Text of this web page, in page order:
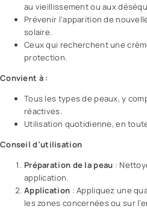
au vieillissement ou aux
Prévenir l’apparition de
solaire.
Ceux qui recherchent une
protection.
Convient à :
Tous les types de peaux, y
réactives.
Utilisation quotidienne, en
Conseil d’utilisation
Préparation de la peau :
application.
Application : Appliquez une
les zones concernées ou sur